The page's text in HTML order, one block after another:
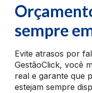
sempre
Evite atrasos por
GestãoClick, você
real e garante que
estejam sempre